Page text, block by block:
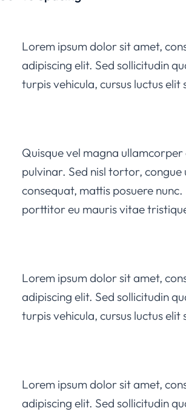
Lorem ipsum dolor sit amet,
adipiscing elit. Sed sollicitudin
turpis vehicula, cursus luctus elit
Quisque vel magna ullamcorper
pulvinar. Sed nisl tortor, congue
consequat, mattis posuere
porttitor eu mauris vitae
Lorem ipsum dolor sit amet,
adipiscing elit. Sed sollicitudin
turpis vehicula, cursus luctus elit
Lorem ipsum dolor sit amet,
adipiscing elit. Sed sollicitudin